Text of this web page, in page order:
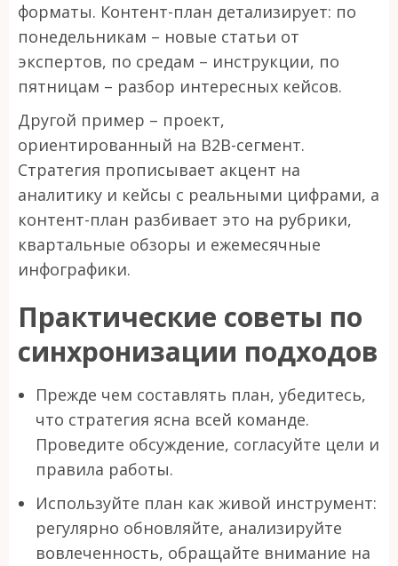
форматы. Контент-план детализирует: по
понедельникам – новые статьи от
экспертов, по средам – инструкции, по
пятницам – разбор интересных кейсов.
Другой пример – проект,
ориентированный на B2B-сегмент.
Стратегия прописывает акцент на
аналитику и кейсы с реальными цифрами, а
контент-план разбивает это на рубрики,
квартальные обзоры и ежемесячные
инфографики.
Практические советы по
синхронизации подходов
Прежде чем составлять план, убедитесь,
что стратегия ясна всей команде.
Проведите обсуждение, согласуйте цели и
правила работы.
Используйте план как живой инструмент:
регулярно обновляйте, анализируйте
вовлеченность, обращайте внимание на